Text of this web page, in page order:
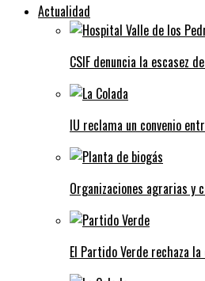
Actualidad
CSIF denuncia la escasez
IU reclama un convenio
Organizaciones agrarias y
El Partido Verde rechaza